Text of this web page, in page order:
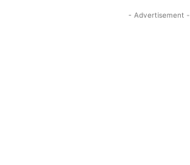
- Advertisement -